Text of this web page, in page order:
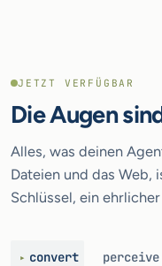
JETZT VERFÜGBAR
Die Augen
Alles, was deinen
Dateien und das Web,
Schlüssel, ein
▸ convert perceive